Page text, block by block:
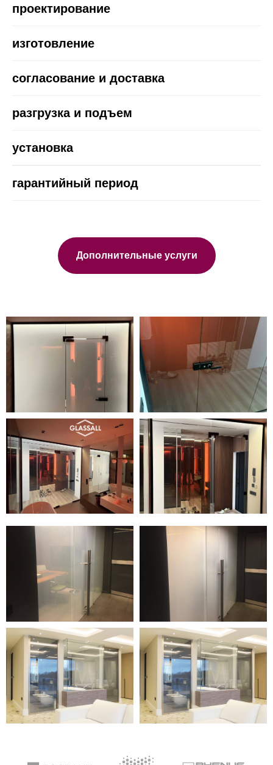
проектирование
изготовление
согласование и доставка
разгрузка и подъем
установка
гарантийный период
Дополнительные услуги